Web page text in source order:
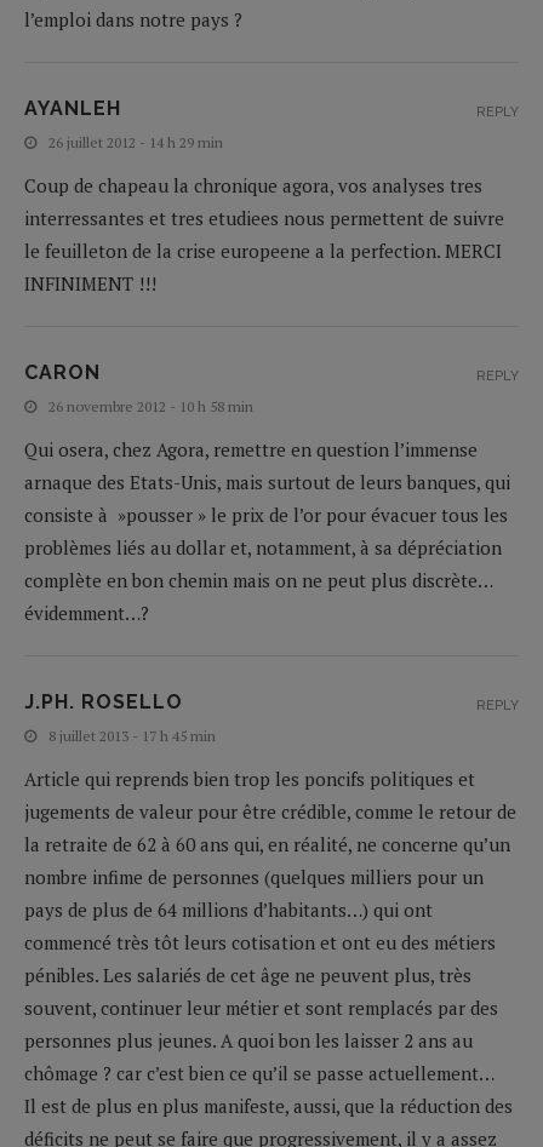
l’emploi dans notre pays ?
AYANLEH
26 juillet 2012 - 14 h 29 min
Coup de chapeau la chronique agora, vos analyses tres
interressantes et tres etudiees nous permettent de suivre
le feuilleton de la crise europeene a la perfection. MERCI
INFINIMENT !!!
REPLY
CARON
26 novembre 2012 - 10 h 58 min
Qui osera, chez Agora, remettre en question l’immense
arnaque des Etats-Unis, mais surtout de leurs banques, qui
consiste à »pousser » le prix de l’or pour évacuer tous les
problèmes liés au dollar et, notamment, à sa dépréciation
complète en bon chemin mais on ne peut plus discrète…
évidemment…?
REPLY
J.PH. ROSELLO
8 juillet 2013 - 17 h 45 min
Article qui reprends bien trop les poncifs politiques et
jugements de valeur pour être crédible, comme le retour de
la retraite de 62 à 60 ans qui, en réalité, ne concerne qu’un
nombre infime de personnes (quelques milliers pour un
pays de plus de 64 millions d’habitants…) qui ont
commencé très tôt leurs cotisation et ont eu des métiers
pénibles. Les salariés de cet âge ne peuvent plus, très
souvent, continuer leur métier et sont remplacés par des
personnes plus jeunes. A quoi bon les laisser 2 ans au
chômage ? car c’est bien ce qu’il se passe actuellement…
Il est de plus en plus manifeste, aussi, que la réduction des
déficits ne peut se faire que progressivement, il y a assez
REPLY